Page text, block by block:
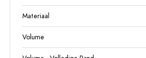
Materiaal
Volume